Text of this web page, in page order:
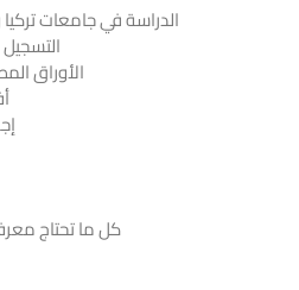
الدراسة في جامعات
الأوراق
كل ما تحتاج